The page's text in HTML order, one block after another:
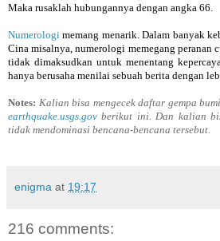
Maka rusaklah hubungannya dengan angka 66.
Numerologi memang menarik. Dalam banyak
Cina misalnya, numerologi memegang
tidak dimaksudkan untuk menentang
hanya berusaha menilai sebuah berita dengan
Notes: Kalian bisa mengecek daftar gempa
earthquake.usgs.gov berikut ini. Dan kalian
tidak mendominasi bencana-bencana tersebut.
enigma at 19:17
216 comments: